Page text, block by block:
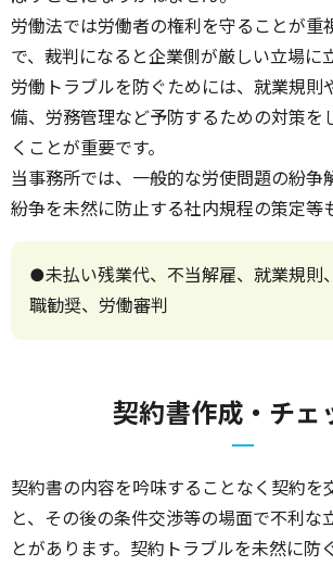
労働法では労働者の権利を守ることが重
で、裁判になると企業側が厳しい立場に
労働トラブルを防ぐためには、就業規則
備、労務管理など予防するための対策を
くことが重要です。
当事務所では、一般的な労使問題の紛争
紛争を未然に防止する社内規程の策定等
●未払い残業代、不当解雇、就業規則
職勧奨、労働審判
契約書作成・チェ
契約書の内容を吟味することなく契約を
と、その後の条件交渉等の場面で不利な
とがあります。契約トラブルを未然に防